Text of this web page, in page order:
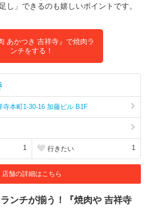
し」できるのも嬉しいポイントです。
あかつき 吉祥寺』で焼肉ラ
ンチをする！
寺本町1-30-16 加藤ビル B1F
1 行きたい 1
店舗の詳細はこちら
ンチが揃う！『焼肉や 吉祥寺